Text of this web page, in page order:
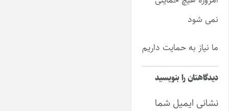
نمی شود
ما نیاز به حمایت داریم
دیدگاهتان را بنویسید
نشانی ایمیل شما